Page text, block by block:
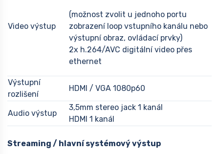
Video výstup
(možnost zvolit u jednoho portu
zobrazení loop vstupního kanálu nebo
výstupní obraz, ovládací prvky)
2x h.264/AVC digitální video přes
ethernet
Výstupní
rozlišení
HDMI / VGA 1080p60
Audio výstup
3,5mm stereo jack 1 kanál
HDMI 1 kanál
Streaming / hlavní systémový výstup